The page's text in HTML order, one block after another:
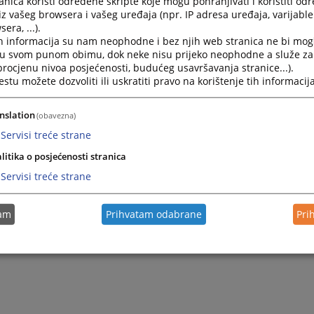
te u potpunosti odvojen od postupaka utvrđivanja
mehanizam u odnosu na druge postupke pribavljanja
savjetnika koji pružaju podršku nosiocima
imenima i kontaktima izabranih povjerljivih savjetnika
promotivni video materijal kojim se predstavlja svrha,
a koji video možete pogledati na
vijesti/1198/1178/128697
vašeg browsera i vašeg uređaja (npr. IP adresa uređaja,
...).
informacija su nam neophodne i bez njih web stranica ne bi
svom punom obimu, dok neke nisu prijeko neophodne a služe
nivoa posjećenosti, budućeg usavršavanja stranice...).
možete dozvoliti ili uskratiti pravo na korištenje tih
(obavezna)
Servisi treće strane
o posjećenosti stranica
Servisi treće strane
Prihvatam odabrane